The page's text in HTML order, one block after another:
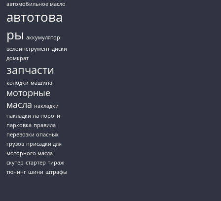
автомобильное масло
автотова
ры аккумулятор
велоинструмент диски
домкрат
запчасти
колодки машина
моторные
масла накладки
накладки на пороги
парковка правила
перевозки опасных
грузов присадки для
моторного масла
скутер стартер тираж
тюнинг шини штрафы